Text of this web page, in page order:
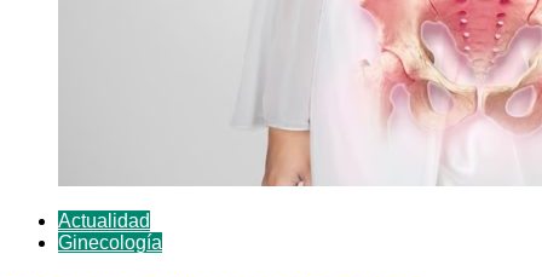
Actualidad
Ginecología